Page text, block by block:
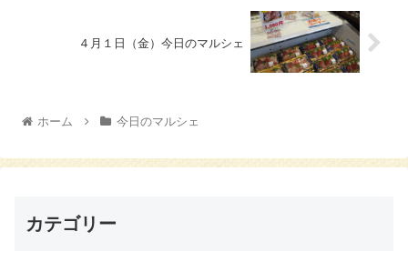
４月１日（金）今日のマルシェ
ホーム 今日のマルシェ
カテゴリー